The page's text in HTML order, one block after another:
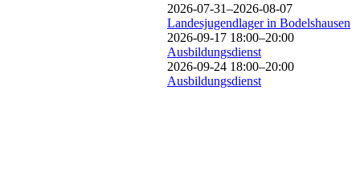
2026-07-31–2026-08-07
Landesjugendlager in Bodelshausen
2026-09-17 18:00–20:00
Ausbildungsdienst
2026-09-24 18:00–20:00
Ausbildungsdienst